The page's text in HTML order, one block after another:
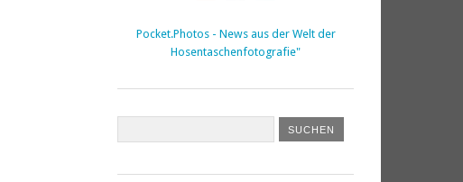
Pocket.Photos - News aus der Welt der
Hosentaschenfotografie"